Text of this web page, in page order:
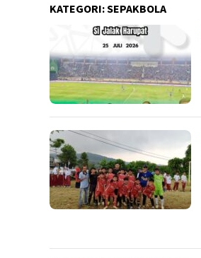
KATEGORI:SEPAKBOLA